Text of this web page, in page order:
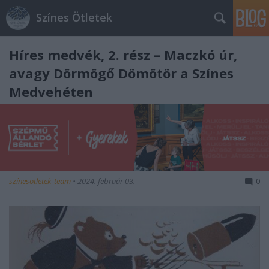
Színes Ötletek
Híres medvék, 2. rész – Maczkó úr,
avagy Dörmögő Dömötör a Színes
Medvehéten
színesötletek_team • 2024. február 03. 0